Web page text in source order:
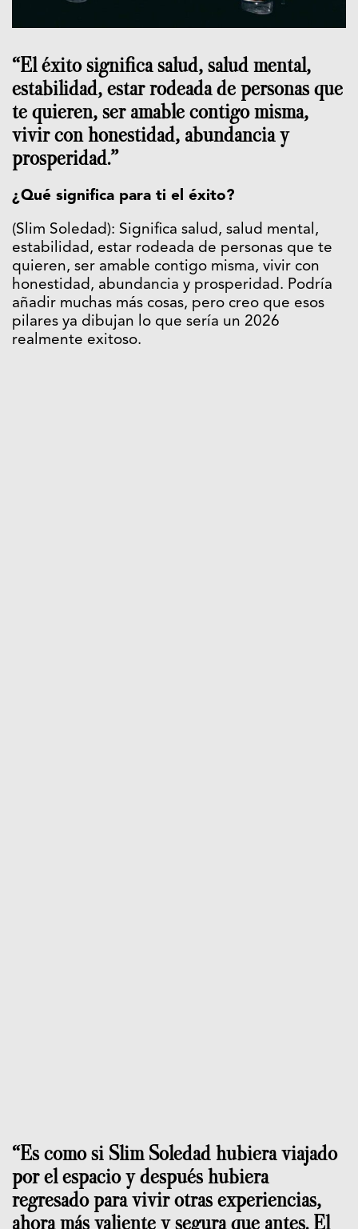
“El éxito significa salud, salud mental,
estabilidad, estar rodeada de personas que
te quieren, ser amable contigo misma,
vivir con honestidad, abundancia y
prosperidad.”
¿Qué significa para ti el éxito?
(Slim Soledad): Significa salud, salud mental,
estabilidad, estar rodeada de personas que te
quieren, ser amable contigo misma, vivir con
honestidad, abundancia y prosperidad. Podría
añadir muchas más cosas, pero creo que esos
pilares ya dibujan lo que sería un 2026
realmente exitoso.
“Es como si Slim Soledad hubiera viajado
por el espacio y después hubiera
regresado para vivir otras experiencias,
ahora más valiente y segura que antes. El